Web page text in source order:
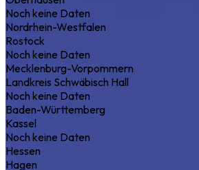
Noch keine Daten
Nordrhein-Westfalen
Rostock
Noch keine Daten
Mecklenburg-Vorpommern
Landkreis Schwäbisch Hall
Noch keine Daten
Baden-Württemberg
Kassel
Noch keine Daten
Hessen
Hagen